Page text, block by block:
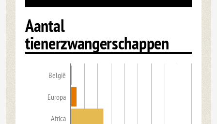
Aantal
tienerzwangerschappen
België
Europa
Africa